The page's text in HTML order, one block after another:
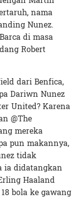
nama
Nunez.
di masa
Robert
dari Benfica,
Dariwn Nunez
United? Karena
@The
mereka
pun makannya,
tidak
ia didatangkan
Haaland
bola ke gawang